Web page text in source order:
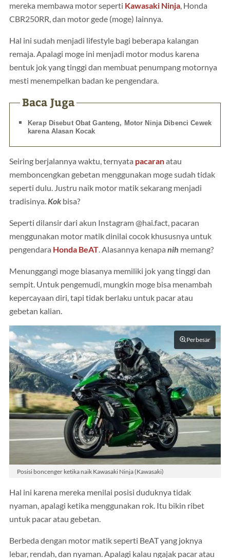
mereka membawa motor seperti Kawasaki Ninja, Honda
CBR250RR, dan motor gede (moge) lainnya.
Hal ini sudah menjadi lifestyle bagi beberapa kalangan
remaja. Apalagi moge ini menjadi motor modus karena
bentuk jok yang tinggi dan membuat penumpang motornya
mesti menempelkan badan ke pengendara.
Baca Juga
Kerap Disebut Obat Ganteng, Motor Ninja Dibenci Cewek
karena Alasan Kocak
Seiring berjalannya waktu, ternyata pacaranatau
memboncengkan gebetan menggunakan moge sudah tidak
seperti dulu. Justru naik motor matik sekarang menjadi
tradisinya.Kok bisa?
Seperti dilansir dari akun Instagram @hai.fact, pacaran
menggunakan motor matik dinilai cocok khususnya untuk
pengendara Honda BeAT. Alasannya kenapa nih memang?
Menunggangi moge biasanya memiliki jok yang tinggi dan
sempit. Untuk pengemudi, mungkin moge bisa menambah
kepercayaan diri, tapi tidak berlaku untuk pacar atau
gebetan kalian.
Perbesar
Posisi boncenger ketika naik Kawasaki Ninja (Kawasaki)
Hal ini karena mereka menilai posisi duduknya tidak
nyaman, apalagi ketika menggunakan rok. Itu bikin ribet
untuk pacar atau gebetan.
Berbeda dengan motor matik seperti BeAT yang joknya
lebar, rendah, dan nyaman. Apalagi kalau ngajak pacar atau